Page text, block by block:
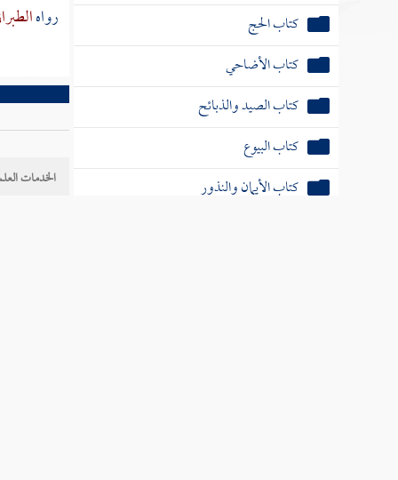
كتاب الحج
كتاب الأضاحي
كتاب الصيد والذبائح
كتاب البيوع
كتاب الأيمان والنذور
رواه
الخدمات